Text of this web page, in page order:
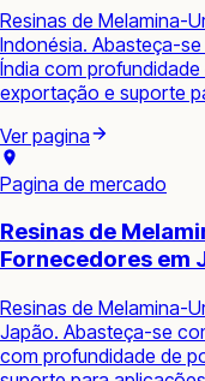
Resinas de Melamina-
Indonésia. Abasteça-
Índia com
exportação e suporte
Ver pagina
Pagina de mercado
Resinas de
Fornecedores em
Resinas de Melamina-
Japão. Abasteça-se
com profundidade de